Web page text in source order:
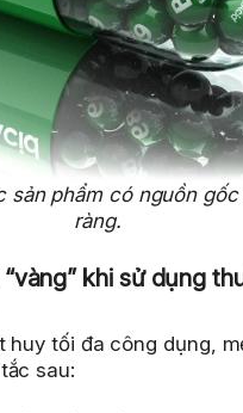
sản phẩm có nguồn
ràng.
khi sử dụng
tối đa công dụng,
sau: